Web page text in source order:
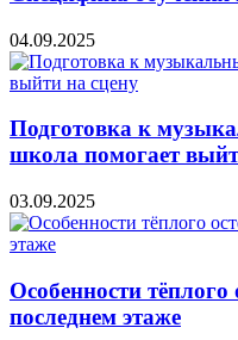
04.09.2025
Подготовка к
школа помогает
03.09.2025
Особенности
последнем этаже